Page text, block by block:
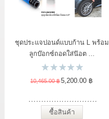
แจ้งชำระเงิน
สาระน่ารู้
ชุดประแจปอนด์แบบก้าน L พร้อม
ลูกบ๊อกซ์ถอดใส่น๊อต ...
10,465.00 ฿5,200.00 ฿
ซื้อสินค้า